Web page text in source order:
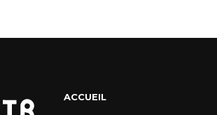
ACCUEIL